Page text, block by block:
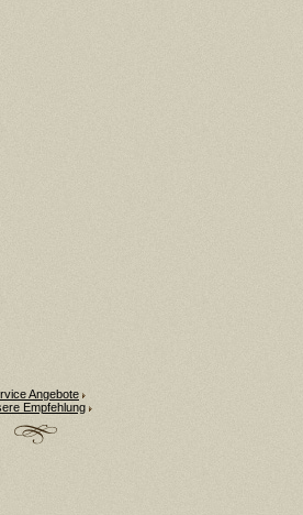
Angebote
Empfehlung